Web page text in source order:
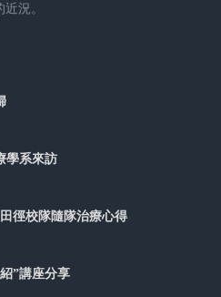
況。
學系來訪
徑校隊隨隊治療心得
”講座分享